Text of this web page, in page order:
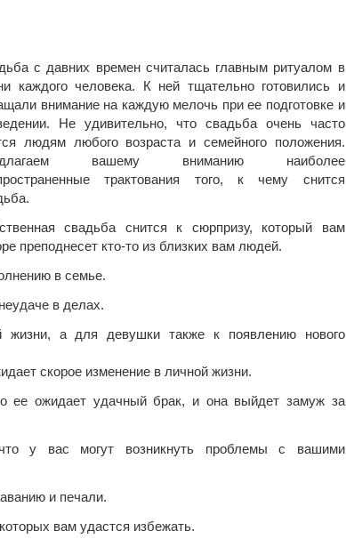
с давних времен считалась главным ритуалом в
каждого человека. К ней тщательно готовились и
внимание на каждую мелочь при ее подготовке и
Не удивительно, что свадьба очень часто
людям любого возраста и семейного положения.
вашему вниманию наиболее
трактования того, к чему снится
свадьба снится к сюрпризу, который вам
преподнесет кто-то из близких вам людей.
в семье.
в делах.
жизни, а для девушки также к появлению нового
скорое изменение в личной жизни.
ее ожидает удачный брак, и она выйдет замуж за
у вас могут возникнуть проблемы с вашими
и печали.
вам удастся избежать.